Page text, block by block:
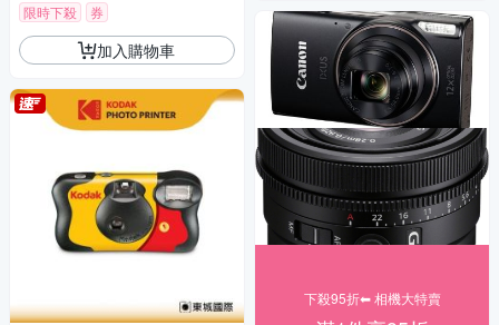
限時下殺
券
加入購物車
下殺95折⬅︎ 相機大特賣